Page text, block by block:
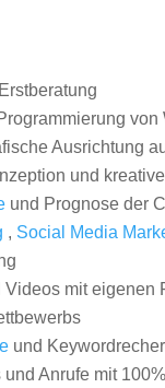
von
Ausrichtung
und
und Prognose der
, Social Media
Videos mit eigenen
und
Anrufe mit